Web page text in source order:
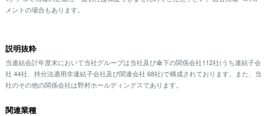
メントの場合もあります。
説明抜粋
当連結会計年度末において当社グループは当社及び傘下の関係会社112社(うち連結子会
社 44社、持分法適用非連結子会社及び関連会社 68社)で構成されております。また、当
社のその他の関係会社は野村ホールディングスであります。
関連業種